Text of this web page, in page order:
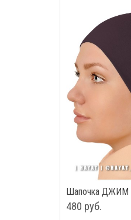
Шапочка ДЖИМ
480 руб.